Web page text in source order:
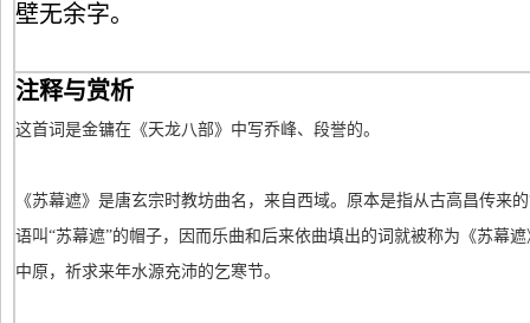
壁无余字。
注释与赏析
这首词是金镛在《天龙八部》中写乔峰、段誉的。
《苏幕遮》是唐玄宗时教坊曲名，来自西域。原本是指从古高昌传来
语叫“苏幕遮”的帽子，因而乐曲和后来依曲填出的词就被称为《苏幕
中原，祈求来年水源充沛的乞寒节。